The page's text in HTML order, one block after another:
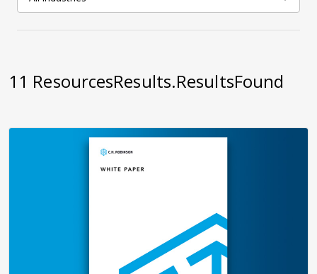
11 ResourcesResults.ResultsFound